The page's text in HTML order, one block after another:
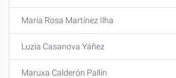
María Rosa Martínez Ilha
Luzia Casanova Yáñez
Maruxa Calderón Pallín